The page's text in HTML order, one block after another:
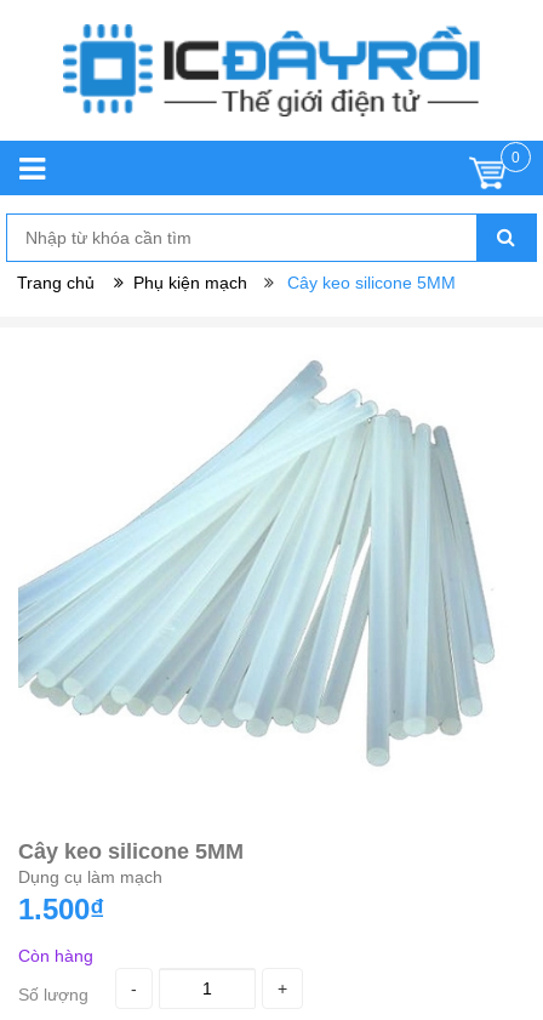
0
Trang chủ Phụ kiện mạch Cây keo silicone 5MM
Cây keo silicone 5MM
Dụng cụ làm mạch
1.500₫
Còn hàng
Số lượng
- +